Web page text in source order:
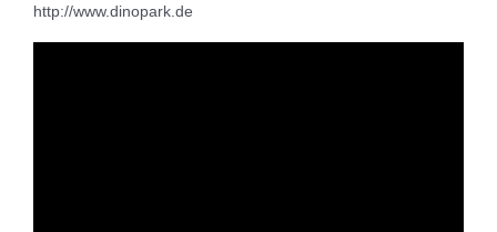
http://www.dinopark.de